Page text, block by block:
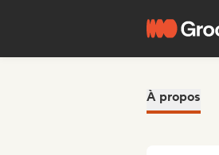
À propos